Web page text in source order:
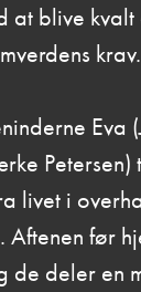
at blive
krav.
Eva
Petersen)
livet i
Aftenen før
de deler en